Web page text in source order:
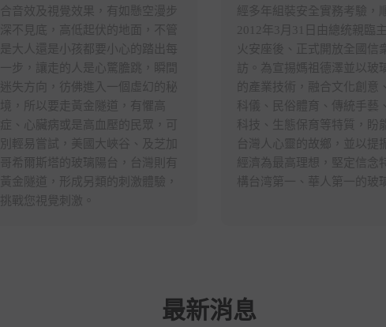
合音效及視覺效果，有如懸空漫步
深不見底，高低起伏的地面，不管
是大人還是小孩都要小心的踏出每
一步，讓走的人是心驚膽跳，瞬間
迷失方向，彷佛進入一個虛幻的秘
境，所以要走黃金隧道，有懼高
症、心臟病或是高血壓的民眾，可
別輕易嘗試，美國大峽谷、及芝加
哥希爾斯塔的玻璃陽台，台灣則有
黃金隧道，形成另類的刺激體驗，
挑戰您視覺刺激。
經多年組裝安全實務考驗，
2012年3月31日由總统親臨
火安座後、正式開放全國信
訪。為宣掦媽祖德澤並以玻
的產業技術，融合文化創意
科儀、民俗體育、傳統手藝
科技、生態保育等特質，盼
台灣人心靈的故鄉，並以提
經濟為最高理想，堅定信念
構台湾第一、華人第一的玻
最新消息